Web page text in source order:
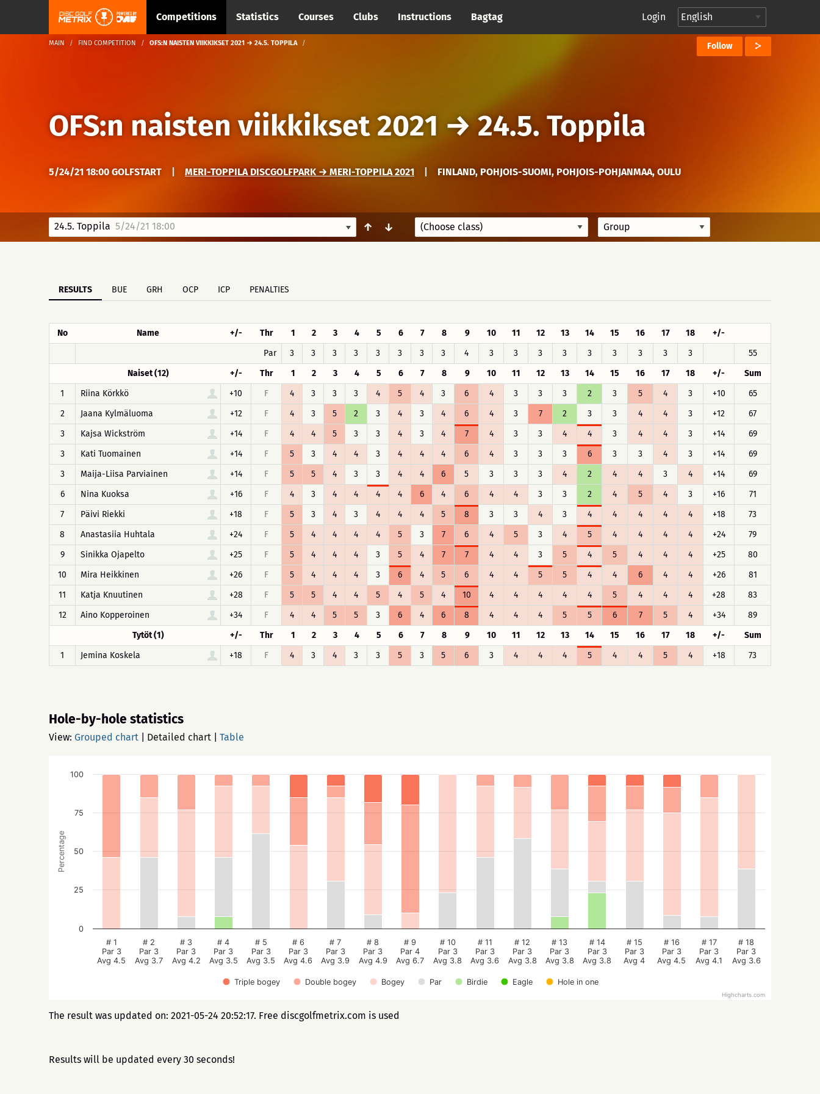
Competitions Statistics Courses Clubs Instructions Bagtag Login
MAIN FIND COMPETITION OFS:N NAISTEN VIIKKIKSET 2021 → 24.5. TOPPILA Follow
OFS:n naisten viikkikset 2021 →24.5. Toppila
5/24/21 18:00 GOLFSTART MERI-TOPPILA DISCGOLFPARK → MERI-TOPPILA 2021 FINLAND, POHJOIS-SUOMI, POHJOIS-POHJANMAA, OULU
24.5. Toppila 5/24/21 18:00 ↑ ↓
RESULTS BUE GRH OCP ICP PENALTIES
No Name +/- Thr 1 2 3 4 5 6 7 8 9 10 11 12 13 14 15 16 17 18
+/-
Par
3 3 3 3 3 3 3 3 4 3 3 3 3 3 3 3 3 3
55
Naiset (12)
+/- Thr 1 2 3 4 5 6 7 8 9 10 11 12 13 14 15 16 17 18 +/-
Sum
1
Riina Körkkö +10 F 4 3 3 3 4 5 4 3 6 4 3 3 3 2 3 5 4 3 +10
65
2
Jaana Kylmäluoma +12 F 4 3 5 2 3 4 3 4 6 4 3 7 2 3 3 4 4 3 +12
67
3
Kajsa Wickström +14 F 4 4 5 3 3 4 3 4 7 4 3 3 4 4 3 4 4 3 +14
69
3
Kati Tuomainen +14 F 5 3 4 4 3 4 4 4 6 4 3 3 3 6 3 3 4 3 +14
69
3
Maija-Liisa Parviainen +14 F 5 5 4 3 3 4 4 6 5 3 3 3 4 2 4 4 3 4 +14
69
6
Nina Kuoksa +16 F 4 3 4 4 4 4 6 4 6 4 4 3 3 2 4 5 4 3 +16
71
7
Päivi Riekki +18 F 5 3 4 3 4 4 4 5 8 3 3 4 3 4 4 4 4 4 +18
73
8
Anastasiia Huhtala +24 F 5 4 4 4 4 5 3 7 6 4 5 3 4 5 4 4 4 4 +24
79
9
Sinikka Ojapelto +25 F 5 4 4 4 3 5 4 7 7 4 4 3 5 4 5 4 4 4 +25
80
10
Mira Heikkinen +26 F 5 4 4 4 3 6 4 5 6 4 4 5 5 4 4 6 4 4 +26
81
11
Katja Knuutinen +28 F 5 5 4 4 5 4 5 4 10 4 4 4 4 4 5 4 4 4 +28
83
12
Aino Kopperoinen +34 F 4 4 5 5 3 6 4 6 8 4 4 4 5 5 6 7 5 4 +34
89
Tytöt (1)
+/- Thr 1 2 3 4 5 6 7 8 9 10 11 12 13 14 15 16 17 18 +/-
Sum
1
Jemina Koskela +18 F 4 3 4 3 3 5 3 5 6 3 4 4 4 5 4 4 5 4 +18 73
Hole-by-hole statistics
View: Grouped chart Detailed chart Table
Percentage
Triple bogey Double bogey Bogey Par Birdie Eagle Hole in one
# 1
Par 3
Avg 4.5
# 2
Par 3
Avg 3.7
# 3
Par 3
Avg 4.2
# 4
Par 3
Avg 3.5
# 5
Par 3
Avg 3.5
# 6
Par 3
Avg 4.6
# 7
Par 3
Avg 3.9
# 8
Par 3
Avg 4.9
# 9
Par 4
Avg 6.7
# 10
Par 3
Avg 3.8
# 11
Par 3
Avg 3.6
# 12
Par 3
Avg 3.8
# 13
Par 3
Avg 3.8
# 14
Par 3
Avg 3.8
# 15
Par 3
Avg 4
# 16
Par 3
Avg 4.5
# 17
Par 3
Avg 4.1
# 18
Par 3
Avg 3.6
0
25
50
75
100
Highcharts.com
The result was updated on: 2021-05-24 20:52:17. Free discgolfmetrix.com is used
Results will be updated every 30 seconds!